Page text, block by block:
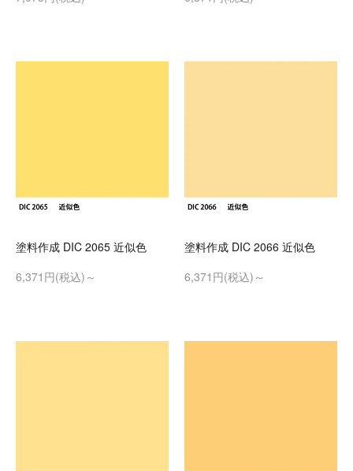
塗料作成 DIC 2065 近似色
6,371円(税込)～
塗料作成 DIC 2066 近似色
6,371円(税込)～